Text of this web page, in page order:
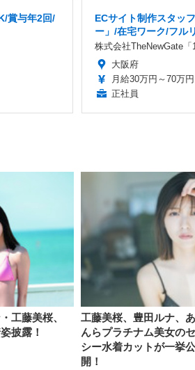
賞与年2回/
ECサイト制作スタッ
ー」/在宅ワーク/フル
株式会社TheNewGate「
大阪府
月給30万円～70万円
正社員
工藤美桜、
披露！
工藤美桜、豊田ルナ、
んらプラチナム美女の
シー水着カットが一挙公
開！